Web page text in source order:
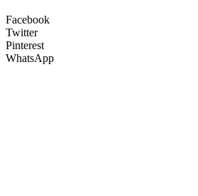
Facebook
Twitter
Pinterest
WhatsApp